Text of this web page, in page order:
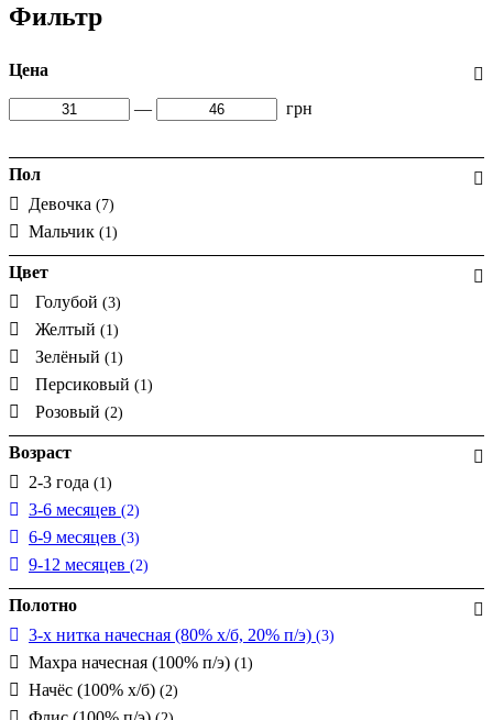
Фильтр
Цена
— грн
Пол
Девочка (7)
Мальчик (1)
Цвет
Голубой (3)
Желтый (1)
Зелёный (1)
Персиковый (1)
Розовый (2)
Возраст
2-3 года (1)
3-6 месяцев (2)
6-9 месяцев (3)
9-12 месяцев (2)
Полотно
3-х нитка начесная (80% х/б, 20% п/э) (3)
Махра начесная (100% п/э) (1)
Начёс (100% х/б) (2)